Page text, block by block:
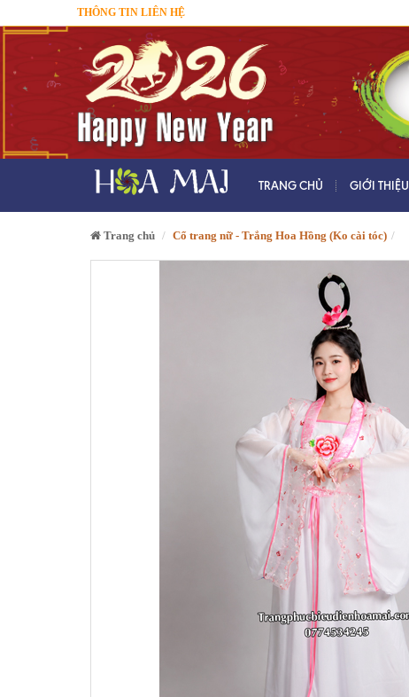
THÔNG TIN LIÊN HỆ
TRANG CHỦ GIỚI THIỆU
Trang chủ Cổ trang nữ - Trắng Hoa Hồng (Ko cài tóc)